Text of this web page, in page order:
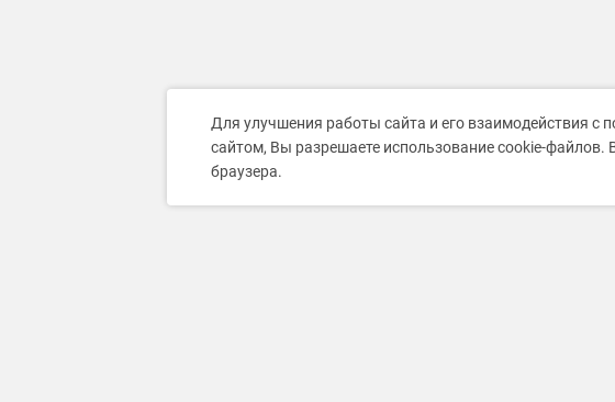
Для улучшения работы сайта и его взаимодействия
сайтом, Вы разрешаете использование cookie-
браузера.